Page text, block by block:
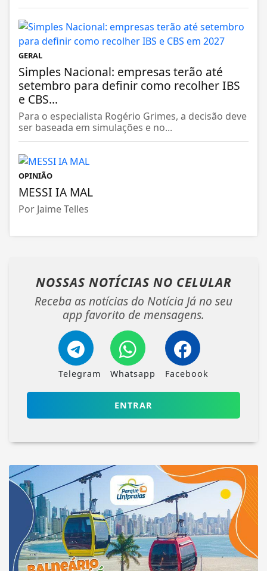
GERAL
Simples Nacional: empresas terão até
setembro para definir como recolher IBS
e CBS...
Para o especialista Rogério Grimes, a decisão deve
ser baseada em simulações e no...
OPINIÃO
MESSI IA MAL
Por Jaime Telles
NOSSAS NOTÍCIAS NO CELULAR
Receba as notícias do Notícia Já no seu
app favorito de mensagens.
Telegram Whatsapp Facebook
ENTRAR